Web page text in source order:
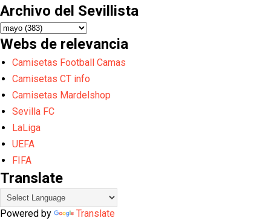
Archivo del Sevillista
Webs de relevancia
Camisetas Football Camas
Camisetas CT info
Camisetas Mardelshop
Sevilla FC
LaLiga
UEFA
FIFA
Translate
Powered by
Translate